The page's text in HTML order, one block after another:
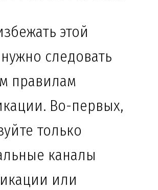
этой
следовать
правилам
Во-первых,
только
каналы
или